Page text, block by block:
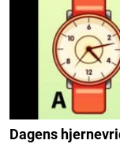
Dagens